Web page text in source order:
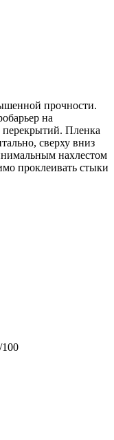
прочности.
на
Пленка
сверху вниз
нахлестом
проклеивать стыки